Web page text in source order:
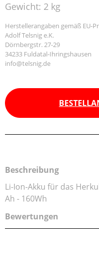
Gewicht: 2 kg
Herstellerangaben gemäß EU-
Adolf Telsnig e.K.
Dörnbergstr. 27-29
34233 Fuldatal-Ihringshausen
info@telsnig.de
Beschreibung
Li-Ion-Akku für das
Ah - 160Wh
Bewertungen